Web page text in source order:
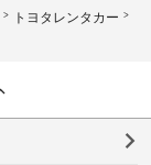
トヨタレンタカー